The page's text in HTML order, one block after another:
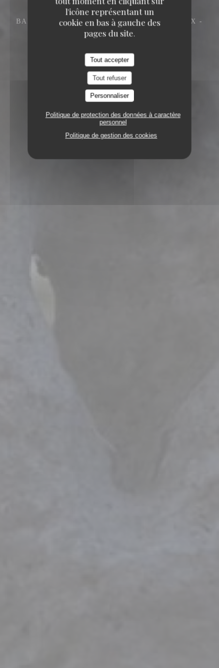
l'icône représentant un
cookie en bas à gauche des
pages du site.
Tout accepter
Tout refuser
Personnaliser
Politique de protection des données à caractère
personnel
Politique de gestion des cookies
BAR RESTAURANT
108 RUE BOURBONNOUX -
VIEUX BOURGES 18000 BOURGES